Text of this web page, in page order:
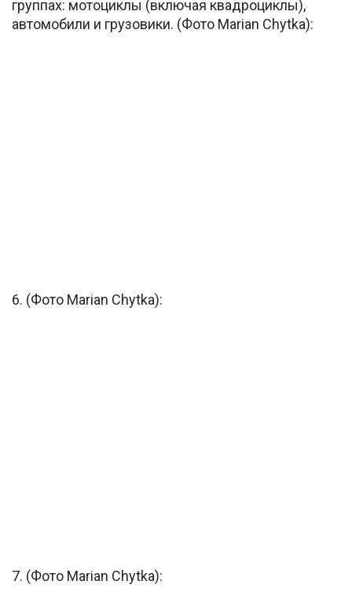
группах: мотоциклы (включая квадроциклы),
автомобили и грузовики. (Фото Marian Chytka):
6. (Фото Marian Chytka):
7. (Фото Marian Chytka):